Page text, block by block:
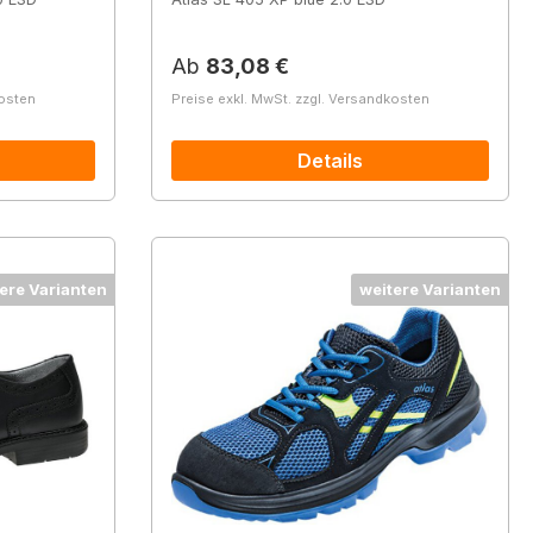
Regulärer Preis:
Ab 83,08 €
Preise exkl. MwSt. zzgl. Versandkosten
Details
Varianten weitere Varianten